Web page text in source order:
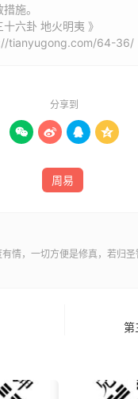
南狩，得其大首
志，乃大得也。
腹，获心意也。
，初登于天，
，照四国也。后
施。
六卦 地火明夷 》
tianyugong.com/64-36/
分享到
   
周易
情，一切方便是修真，若归
第